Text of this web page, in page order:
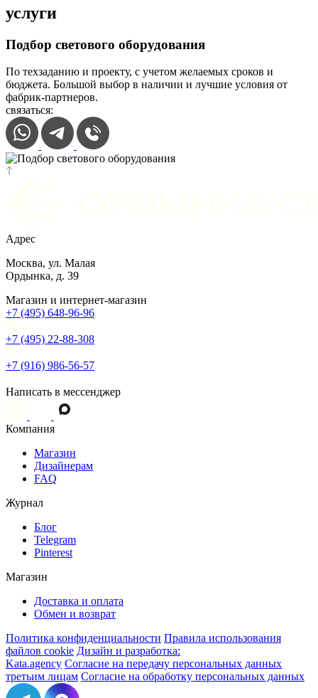
услуги
Подбор светового оборудования
По техзаданию и проекту, с учетом желаемых сроков и
бюджета. Большой выбор в наличии и лучшие условия от
фабрик-партнеров.
связаться:
Адрес
Москва, ул. Малая
Ордынка, д. 39
Магазин и интернет-магазин
+7 (495) 648-96-96
+7 (495) 22-88-308
+7 (916) 986-56-57
Написать в мессенджер
Компания
Магазин
Дизайнерам
FAQ
Журнал
Блог
Telegram
Pinterest
Магазин
Доставка и оплата
Обмен и возврат
Политика конфиденциальности Правила использования
файлов cookie Дизайн и разработка:
Kata.agency Согласие на передачу персональных данных
третьим лицам Согласие на обработку персональных данных